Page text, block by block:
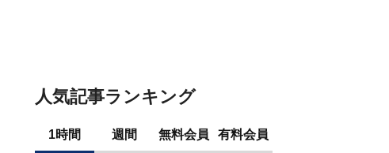
人気記事ランキング
1時間 週間 無料会員 有料会員